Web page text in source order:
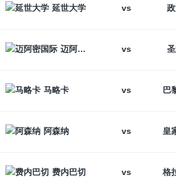
延世大学 vs
迈阿密国际 vs
马略卡 vs
阿森纳 vs
费内巴切 vs